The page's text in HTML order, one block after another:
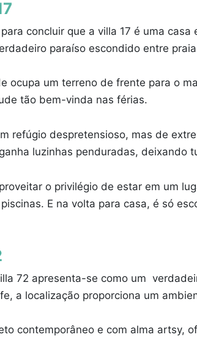
concluir que a villa 17 é uma
paraíso escondido entre
ocupa um terreno de frente para o
tão bem-vinda nas férias.
refúgio despretensioso, mas de
luzinhas penduradas, deixando
o privilégio de estar em um
E na volta para casa, é só
72 apresenta-se como um
a localização proporciona um
contemporâneo e com alma artsy,